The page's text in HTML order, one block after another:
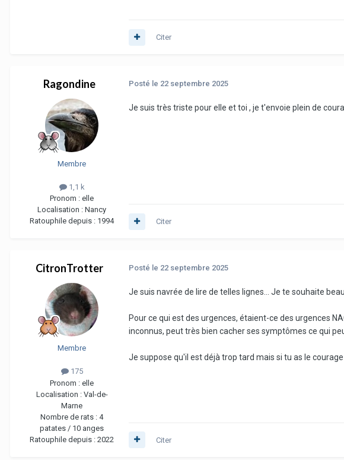
Examen clinique général : Animal vif et alerte.
plein
Citer
Ragondine
Membre
1,1 k
Pronom : elle
Localisation : Nancy
Ratouphile depuis : 1994
Posté le 22 septembre 2025
Je suis très triste pour elle et toi , je t'envoie plein de
Citer
CitronTrotter
Membre
175
Pronom : elle
Localisation : Val-de-
Marne
Nombre de rats : 4
patates / 10 anges
Ratouphile depuis : 2022
Posté le 22 septembre 2025
Je suis navrée de lire de telles lignes... Je te souhaite
Pour ce qui est des urgences, étaient-ce des urgences
inconnus, peut très bien cacher ses symptômes ce qui
Je suppose qu'il est déjà trop tard mais si tu as le
Citer